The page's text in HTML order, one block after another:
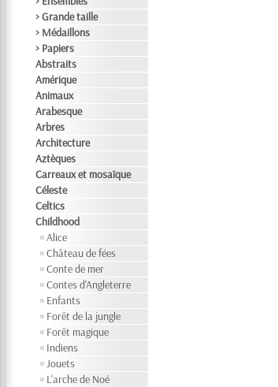
> Grande taille
> Médaillons
> Papiers
Abstraits
Amérique
Animaux
Arabesque
Arbres
Architecture
Aztèques
Carreaux et mosaïque
Céleste
Celtics
Childhood
Alice
Château de fées
Conte de mer
Contes d'Angleterre
Enfants
Forêt de la jungle
Forêt magique
Indiens
Jouets
L'arche de Noé